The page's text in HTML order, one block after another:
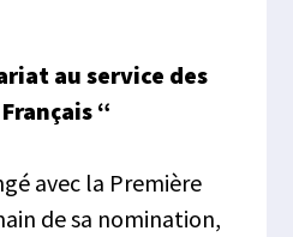
au service des
“
avec la Première
de sa nomination,